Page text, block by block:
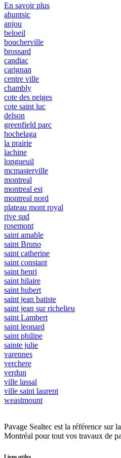
En savoir plus
ahuntsic
anjou
beloeil
boucherville
brossard
candiac
carignan
centre ville
chambly
cote des neiges
cote saint luc
delson
greenfield parc
hochelaga
la prairie
lachine
longueuil
mcmasterville
montreal
montreal est
montreal nord
plateau mont royal
rive sud
rosemont
saint amable
saint Bruno
saint catherine
saint constant
saint henri
saint hilaire
saint hubert
saint jean batiste
saint jean sur richelieu
saint Lambert
saint leonard
saint philipe
sainte julie
varennes
verchere
verdun
ville lassal
ville saint laurent
weastmount
Pavage Sealtec est la référence sur
Montréal pour tout vos travaux de
Liens utiles